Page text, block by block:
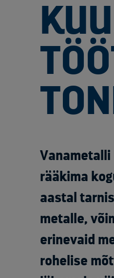
rääkima
aastal
metalle,
erinevaid
rohelise